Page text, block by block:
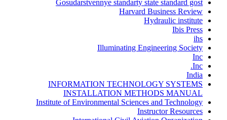
Gosudarstvennye standarty state standard gost
Harvard Business Review
Hydraulic institute
Ibis Press
ihs
Illuminating Engineering Society
Inc
Inc.
India
INFORMATION TECHNOLOGY SYSTEMS
INSTALLATION METHODS MANUAL
Institute of Environmental Sciences and Technology
Instructor Resources